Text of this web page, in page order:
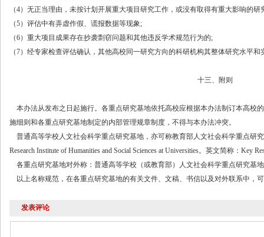
（4）无正当理由，未按计划开展重大项目研究工作，或没有取得有重大影响的研
（5）评估中有弄虚作假、谎报数据等现象;
（6）重大项目成果存在抄袭剽窃问题和其他违反学术规范行为的;
（7）经专家检查评估确认，其他高校同一研究方向的科研机构其整体研究水平
十三、附则
本办法从发布之日起施行。各重点研究基地依托高校应根据本办法制订本高校
施细则和各重点研究基地制定的内部管理规章制度，不得与本办法冲突。
普通高等学校人文社会科学重点研究基地，亦可称教育部人文社会科学重点研
Research Institute of Humanities and Social Sciences at Universities。英文简称： Key
各重点研究基地对外称：普通高等学校（或教育部）人文社会科学重点研究基地
以上名称规范，在各重点研究基地的有关文件、文稿、书信以及对外联系中，
发表评论